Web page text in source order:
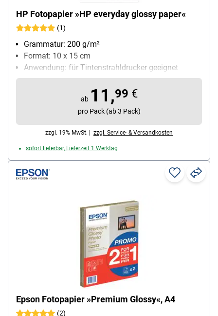
HP Fotopapier »HP everyday glossy paper«
(1)
Grammatur: 200 g/m²
Format: 10 x 15 cm
Anwendung: für Tintenstrahldrucker geeignet
Inhalt pro Pack: 100 Blatt
ab 11,99 €
pro Pack (ab 3 Pack)
zzgl. 19% MwSt. | zzgl. Service- & Versandkosten
sofort lieferbar, Lieferzeit 1 Werktag
Epson Fotopapier »Premium Glossy«, A4
(2)